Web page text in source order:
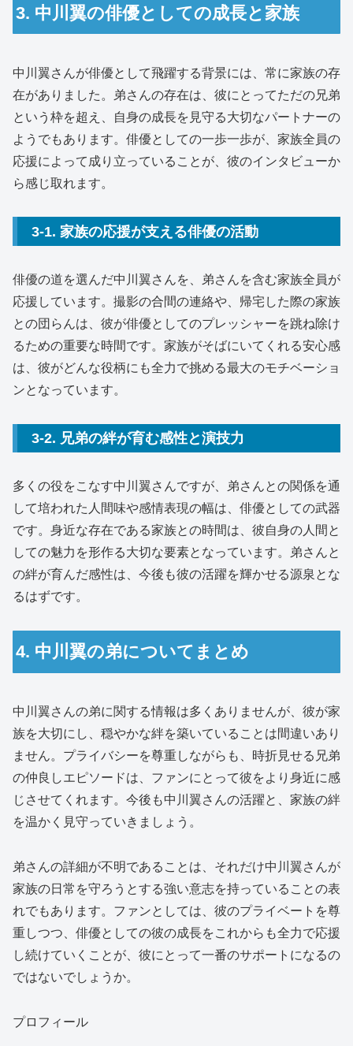
3. 中川翼の俳優としての成長と家族
中川翼さんが俳優として飛躍する背景には、常に家族の存
在がありました。弟さんの存在は、彼にとってただの兄弟
という枠を超え、自身の成長を見守る大切なパートナーの
ようでもあります。俳優としての一歩一歩が、家族全員の
応援によって成り立っていることが、彼のインタビューか
ら感じ取れます。
3-1. 家族の応援が支える俳優の活動
俳優の道を選んだ中川翼さんを、弟さんを含む家族全員が
応援しています。撮影の合間の連絡や、帰宅した際の家族
との団らんは、彼が俳優としてのプレッシャーを跳ね除け
るための重要な時間です。家族がそばにいてくれる安心感
は、彼がどんな役柄にも全力で挑める最大のモチベーショ
ンとなっています。
3-2. 兄弟の絆が育む感性と演技力
多くの役をこなす中川翼さんですが、弟さんとの関係を通
して培われた人間味や感情表現の幅は、俳優としての武器
です。身近な存在である家族との時間は、彼自身の人間と
しての魅力を形作る大切な要素となっています。弟さんと
の絆が育んだ感性は、今後も彼の活躍を輝かせる源泉とな
るはずです。
4. 中川翼の弟についてまとめ
中川翼さんの弟に関する情報は多くありませんが、彼が家
族を大切にし、穏やかな絆を築いていることは間違いあり
ません。プライバシーを尊重しながらも、時折見せる兄弟
の仲良しエピソードは、ファンにとって彼をより身近に感
じさせてくれます。今後も中川翼さんの活躍と、家族の絆
を温かく見守っていきましょう。
弟さんの詳細が不明であることは、それだけ中川翼さんが
家族の日常を守ろうとする強い意志を持っていることの表
れでもあります。ファンとしては、彼のプライベートを尊
重しつつ、俳優としての彼の成長をこれからも全力で応援
し続けていくことが、彼にとって一番のサポートになるの
ではないでしょうか。
プロフィール